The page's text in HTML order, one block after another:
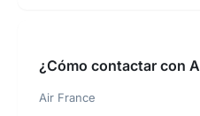
¿Cómo contactar con
Air France